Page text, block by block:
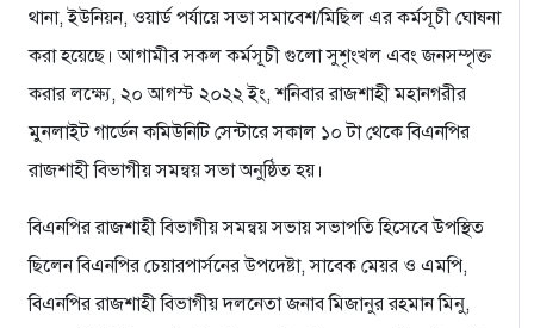
থানা, ইউনিয়ন, ওয়ার্ড পর্যায়ে সভা সমাবেশ/মিছিল এর কর্মসূচী ঘোষনা
করা হয়েছে। আগামীর সকল কর্মসূচী গুলো সুশৃংখল এবং জনসম্পৃক্ত
করার লক্ষ্যে, ২০ আগস্ট ২০২২ ইং, শনিবার রাজশাহী মহানগরীর
মুনলাইট গার্ডেন কমিউনিটি সেন্টারে সকাল ১০ টা থেকে বিএনপির
রাজশাহী বিভাগীয় সমন্বয় সভা অনুষ্ঠিত হয়।
বিএনপির রাজশাহী বিভাগীয় সমন্বয় সভায় সভাপতি হিসেবে উপস্থিত
ছিলেন বিএনপির চেয়ারপার্সনের উপদেষ্টা, সাবেক মেয়র ও এমপি,
বিএনপির রাজশাহী বিভাগীয় দলনেতা জনাব মিজানুর রহমান মিনু,